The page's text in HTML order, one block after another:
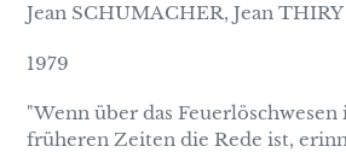
Jean SCHUMACHER, Jean THIRY
1979
"Wenn über das
früheren Zeiten die Rede ist,